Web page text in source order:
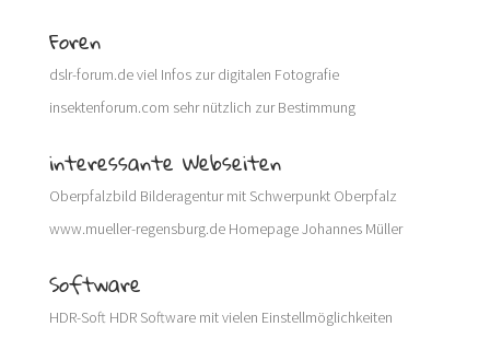
Foren
dslr-forum.deviel Infos zur digitalen Fotografie
insektenforum.com sehr nützlich zur Bestimmung
interessante Webseiten
Oberpfalzbild Bilderagentur mit Schwerpunkt Oberpfalz
www.mueller-regensburg.deHomepage Johannes Müller
Software
HDR-SoftHDR Software mit vielen Einstellmöglichkeiten